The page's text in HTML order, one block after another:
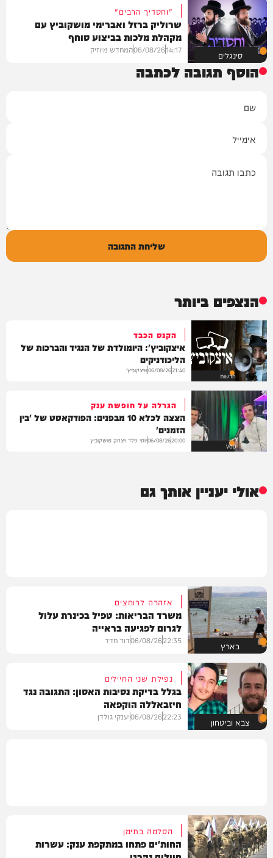
סינגלים
"וחסדיך הרבים"
שרוליק ברזל ואברימי מושקוביץ עם
מקהלת מלכות בביצוע סוחף
14:17
06/08/26המחדש מיוזיק
הוסף תגובה לכתבה
שליחת התגובה
הנצפים ביותר
חדשות
הקנס הכבד
איצקוביץ': היומולדת של הנגיד והברכות של
הליכודניקים
21:40
06/08/26איצקוביץ'
VOD
הגרלה על חופשת ענק
הצצה לכלא 10 מבפנים: הפודקאסט של 'בין
הזמנים'
20:00
06/08/26יוסי פלד ויצחק מושקוביץ
אולי יעניין אותך גם
בארץ
אזהרה לרוחצים
משרד הבריאות: טפיל בכינרת עלול
לגרום לפגיעה בראייה
22:35
06/08/26דוד חדד
צבא וביטחון
נפילת שני החיילים
בגלל בדיקת נסיבות האסון: התגובה נגד
חיזבאללה הוקפאה
22:23
06/08/26יענקי גולדן
הסלמה בתימן
החות'ים פתחו במתקפת ענק: עשרות